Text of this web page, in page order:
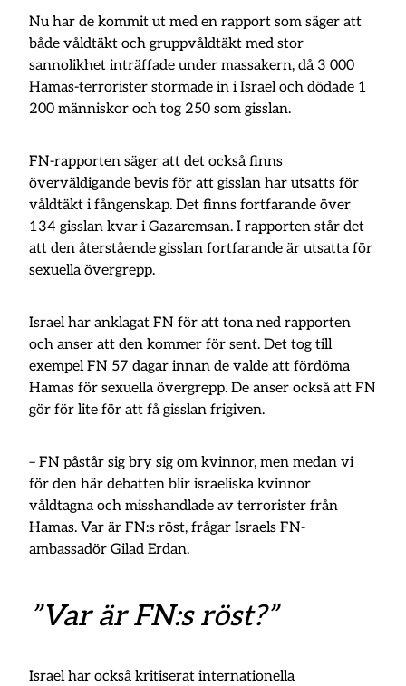
Nu har de kommit ut med en rapport som säger att
både våldtäkt och gruppvåldtäkt med stor
sannolikhet inträffade under massakern, då 3 000
Hamas-terrorister stormade in i Israel och dödade 1
200 människor och tog 250 som gisslan.
FN-rapporten säger att det också finns
överväldigande bevis för att gisslan har utsatts för
våldtäkt i fångenskap. Det finns fortfarande över
134 gisslan kvar i Gazaremsan. I rapporten står det
att den återstående gisslan fortfarande är utsatta för
sexuella övergrepp.
Israel har anklagat FN för att tona ned rapporten
och anser att den kommer för sent. Det tog till
exempel FN 57 dagar innan de valde att fördöma
Hamas för sexuella övergrepp. De anser också att FN
gör för lite för att få gisslan frigiven.
– FN påstår sig bry sig om kvinnor, men medan vi
för den här debatten blir israeliska kvinnor
våldtagna och misshandlade av terrorister från
Hamas. Var är FN:s röst, frågar Israels FN-
ambassadör Gilad Erdan.
”Var är FN:s röst?”
Israel har också kritiserat internationella